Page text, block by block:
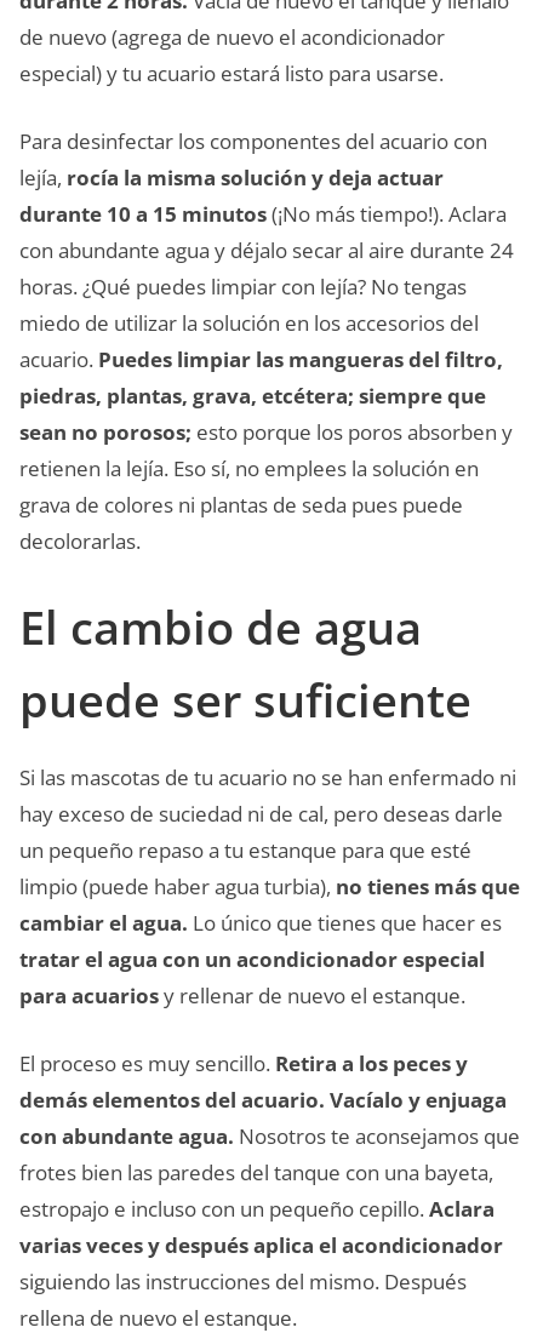
de nuevo (agrega de nuevo el acondicionador
especial) y tu acuario estará listo para usarse.
Para desinfectar los componentes del acuario con
lejía, rocía la misma solución y deja actuar
durante 10 a 15 minutos(¡No más tiempo!). Aclara
con abundante agua y déjalo secar al aire durante 24
horas. ¿Qué puedes limpiar con lejía? No tengas
miedo de utilizar la solución en los accesorios del
acuario. Puedes limpiar las mangueras del filtro,
piedras, plantas, grava, etcétera; siempre que
sean no porosos; esto porque los poros absorben y
retienen la lejía. Eso sí, no emplees la solución en
grava de colores ni plantas de seda pues puede
decolorarlas.
El cambio de agua
puede ser suficiente
Si las mascotas de tu acuario no se han enfermado ni
hay exceso de suciedad ni de cal, pero deseas darle
un pequeño repaso a tu estanque para que esté
limpio (puede haber agua turbia), no tienes más que
cambiar el agua. Lo único que tienes que hacer es
tratar el agua con un acondicionador especial
para acuariosy rellenar de nuevo el estanque.
El proceso es muy sencillo. Retira a los peces y
demás elementos del acuario. Vacíalo y enjuaga
con abundante agua. Nosotros te aconsejamos que
frotes bien las paredes del tanque con una bayeta,
estropajo e incluso con un pequeño cepillo.Aclara
varias veces y después aplica el acondicionador
siguiendo las instrucciones del mismo. Después
rellena de nuevo el estanque.